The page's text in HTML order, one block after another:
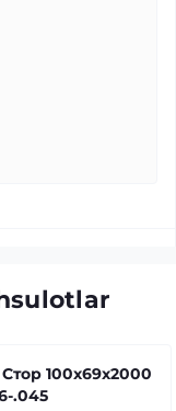
100x69x2000
.045